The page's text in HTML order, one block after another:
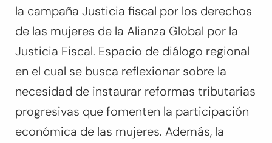
la campaña Justicia fiscal por los derechos
de las mujeres de la Alianza Global por la
Justicia Fiscal. Espacio de diálogo regional
en el cual se busca reflexionar sobre la
necesidad de instaurar reformas tributarias
progresivas que fomenten la participación
económica de las mujeres. Además, la